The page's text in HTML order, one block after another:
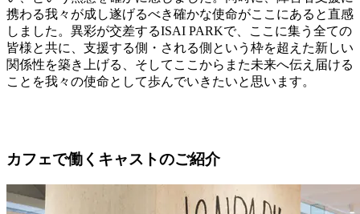
携わる我々が成し遂げるべき確かな使命がここにあると直感
しました。異彩が交差するISAI PARKで、ここに集う全ての
皆様と共に、支援する側・される側という枠を超えた新しい
関係性を築き上げる、そしてここからまた未来へ伝え届ける
ことを我々の使命として歩んでいきたいと思います。
カフェで働くキャストのご紹介